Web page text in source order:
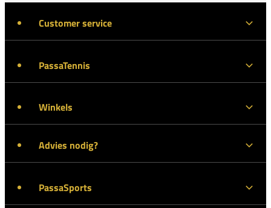
Customer service
PassaTennis
Winkels
Advies nodig?
PassaSports